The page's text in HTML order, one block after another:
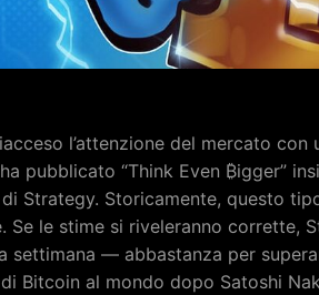
l’attenzione del mercato
pubblicato “Think Even ₿igger”
Strategy. Storicamente, questo
Se le stime si riveleranno corrette,
settimana — abbastanza per
Bitcoin al mondo dopo Satoshi